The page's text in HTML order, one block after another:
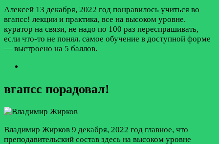
Алексей 13 декабря, 2022 год понравилось учиться во
вгапсс! лекции и практика, все на высоком уровне.
куратор на связи, не надо по 100 раз переспрашивать,
если что-то не понял. самое обучение в доступной форме
— выстроено на 5 баллов.
вгапсс порадовал!
Владимир Жирков 9 декабря, 2022 год главное, что
преподавительский состав здесь на высоком уровне